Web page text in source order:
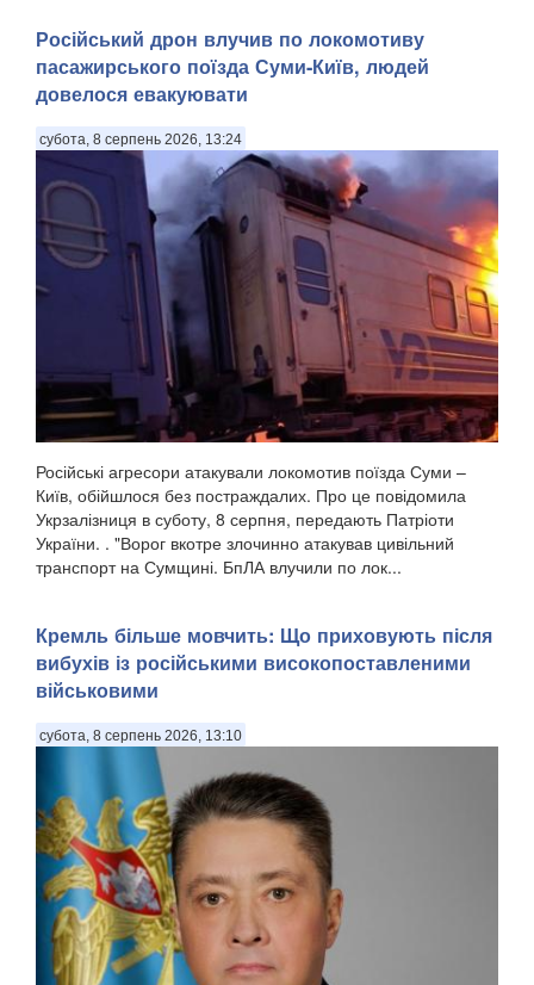
Російський дрон влучив по локомотиву
пасажирського поїзда Суми-Київ, людей
довелося евакуювати
субота, 8 серпень 2026, 13:24
Російські агресори атакували локомотив поїзда Суми –
Київ, обійшлося без постраждалих. Про це повідомила
Укрзалізниця в суботу, 8 серпня, передають Патріоти
України. . "Ворог вкотре злочинно атакував цивільний
транспорт на Сумщині. БпЛА влучили по лок...
Кремль більше мовчить: Що приховують після
вибухів із російськими високопоставленими
військовими
субота, 8 серпень 2026, 13:10